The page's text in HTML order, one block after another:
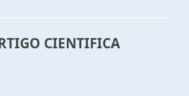
CIENTIFICA